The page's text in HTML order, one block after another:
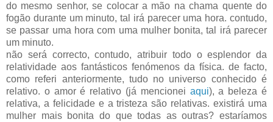
do mesmo senhor, se colocar a mão na chama quente do
fogão durante um minuto, tal irá parecer uma hora. contudo,
se passar uma hora com uma mulher bonita, tal irá parecer
um minuto.
não será correcto, contudo, atribuir todo o esplendor da
relatividade aos fantásticos fenómenos da física. de facto,
como referi anteriormente, tudo no universo conhecido é
relativo. o amor é relativo (já mencionei aqui), a beleza é
relativa, a felicidade e a tristeza são relativas. existirá uma
mulher mais bonita do que todas as outras? estaríamos